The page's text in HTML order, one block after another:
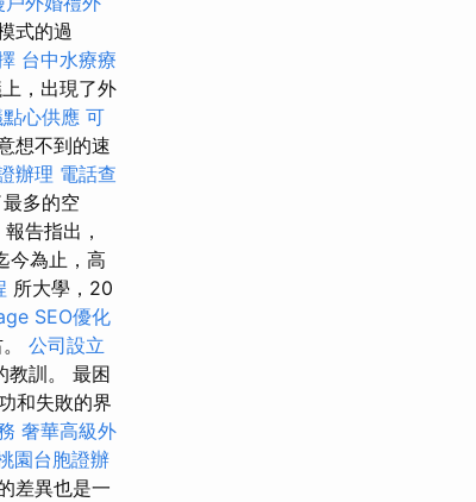
式的過
台中水療療
，出現了外
心供應 可
想不到的速
辦理 電話查
多的空
報告指出，
今為止，高
所大學，20
SEO優化
公司設立
教訓。 最困
和失敗的界
奢華高級外
園台胞證辦
差異也是一